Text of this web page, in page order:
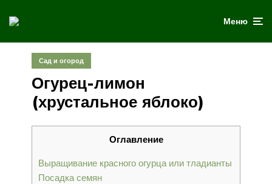
Меню
Сад и огород
Огурец-лимон
(хрустальное яблоко)
Оглавление
Выращивание красного огурца или тладианты
Посадка семян